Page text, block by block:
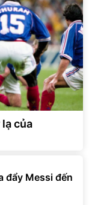
của
đẩy Messi đến